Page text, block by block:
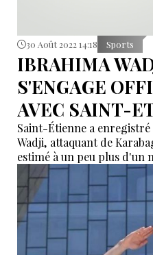
30 Août 2022 14:18 Sports
IBRAHIMA
S'ENGAGE
AVEC SAINT-
Saint-Étienne a
Wadji, attaquant de
estimé à un peu plus d'un